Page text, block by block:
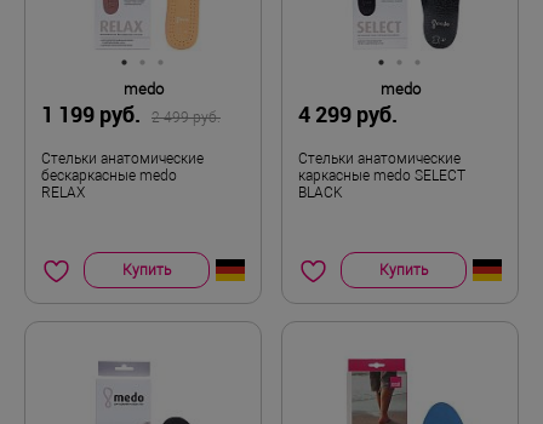
medo
1 199 руб. 2 499 руб.
Стельки анатомические
бескаркасные medo
RELAX
Купить
medo
4 299 руб.
Стельки анатомические
каркасные medo SELECT
BLACK
Купить